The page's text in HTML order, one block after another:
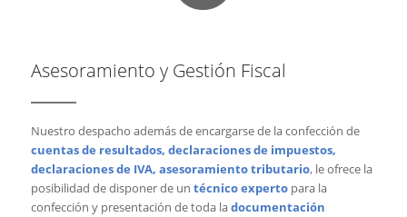
Asesoramiento y Gestión Fiscal
Nuestro despacho además de encargarse de la confección de
cuentas de resultados, declaraciones de impuestos,
declaraciones de IVA, asesoramiento tributario, le ofrece la
posibilidad de disponer de un técnico expertopara la
confección y presentación de toda ladocumentación